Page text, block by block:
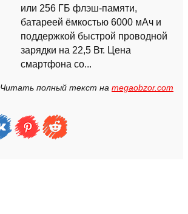
или 256 ГБ флэш-памяти,
батареей ёмкостью 6000 мАч и
поддержкой быстрой проводной
зарядки на 22,5 Вт. Цена
смартфона со...
Читать полный текст на megaobzor.com